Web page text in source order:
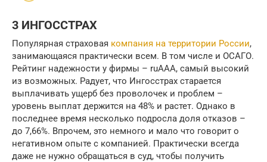
3 ИНГОССТРАХ
Популярная страховая компания на территории России,
занимающаяся практически всем. В том числе и ОСАГО.
Рейтинг надежности у фирмы – ruAAA, самый высокий
из возможных. Радует, что Ингосстрах старается
выплачивать ущерб без проволочек и проблем –
уровень выплат держится на 48% и растет. Однако в
последнее время несколько подросла доля отказов –
до 7,66%. Впрочем, это немного и мало что говорит о
негативном опыте с компанией. Практически всегда
даже не нужно обращаться в суд, чтобы получить